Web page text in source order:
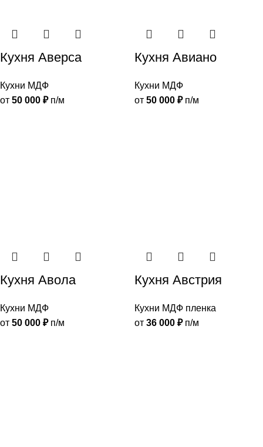
Кухня Аверса
Кухни МДФ
от 50 000 ₽п/м
Кухня Авиано
Кухни МДФ
от 50 000 ₽п/м
Кухня Авола
Кухни МДФ
от 50 000 ₽п/м
Кухня Австрия
Кухни МДФ пленка
от 36 000 ₽п/м